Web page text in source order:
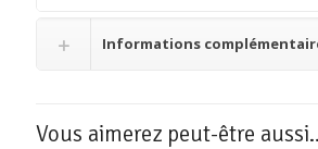
Informations
Vous aimerez peut-être